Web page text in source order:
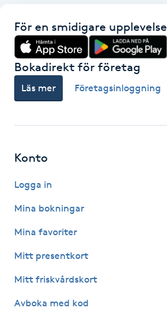
Fransfärgning
Fransförlängning
Fransförlängning Megavolym
Frekvensterapi
Friskvårdsmassage
För en smidigare upplevelse
Bokadirekt för företag
Läs mer Företagsinloggning
Konto
Logga in
Mina bokningar
Mina favoriter
Mitt presentkort
Mitt friskvårdskort
Avboka med kod